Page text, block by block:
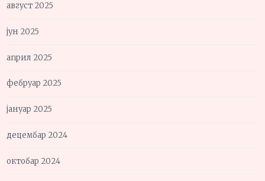
август 2025
јун 2025
април 2025
фебруар 2025
јануар 2025
децембар 2024
октобар 2024